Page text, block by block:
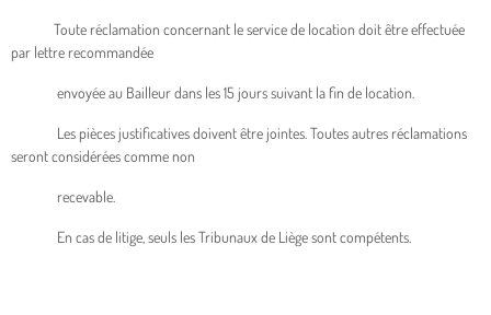
Toute réclamation concernant le service de location doit être effectuée
par lettre recommandée
envoyée au Bailleur dans les 15 jours suivant la fin de location.
Les pièces justificatives doivent être jointes. Toutes autres réclamations
seront considérées comme non
recevable.
En cas de litige, seuls les Tribunaux de Liège sont compétents.